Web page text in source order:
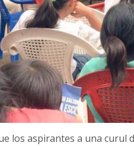
los aspirantes a una curul